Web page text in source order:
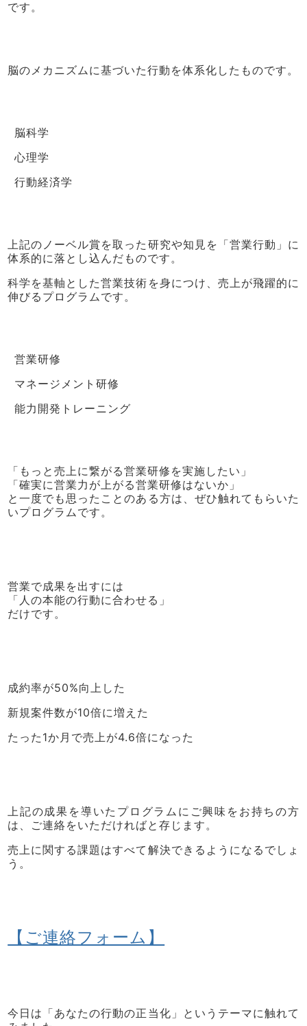
です。
脳のメカニズムに基づいた行動を体系化したものです。
脳科学
心理学
行動経済学
上記のノーベル賞を取った研究や知見を「営業行動」に
体系的に落とし込んだものです。
科学を基軸とした営業技術を身につけ、売上が飛躍的に
伸びるプログラムです。
営業研修
マネージメント研修
能力開発トレーニング
「もっと売上に繋がる営業研修を実施したい」
「確実に営業力が上がる営業研修はないか」
と一度でも思ったことのある方は、ぜひ触れてもらいた
いプログラムです。
営業で成果を出すには
「人の本能の行動に合わせる」
だけです。
成約率が50%向上した
新規案件数が10倍に増えた
たった1か月で売上が4.6倍になった
上記の成果を導いたプログラムにご興味をお持ちの方
は、ご連絡をいただければと存じます。
売上に関する課題はすべて解決できるようになるでしょ
う。
【ご連絡フォーム】
今日は「あなたの行動の正当化」というテーマに触れて